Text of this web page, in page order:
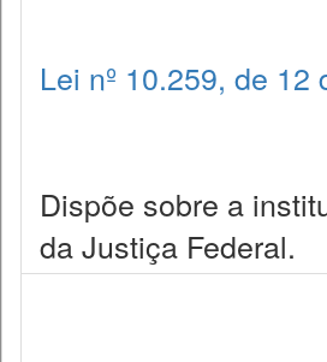
Lei nº 10.259, de
Dispõe sobre a
da Justiça Federal.